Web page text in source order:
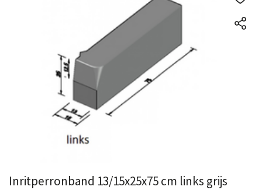
Inritperronband 13/15x25x75 cm links grijs